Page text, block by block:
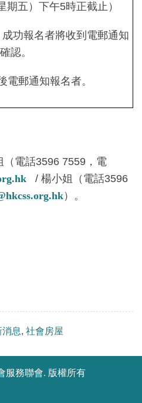
期五）下午5時正截止）
功報名者將收到電郵通知
認。
電郵通知報名者。
（電話3596 7559 ，電
/ 楊小姐（電話3596
）。
息, 社會房屋
服務聯會. 版權所有